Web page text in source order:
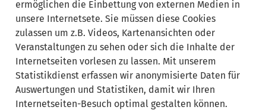
ermöglichen die Einbettung von externen Medien in
unsere Internetsete. Sie müssen diese Cookies
zulassen um z.B. Videos, Kartenansichten oder
Veranstaltungen zu sehen oder sich die Inhalte der
Internetseiten vorlesen zu lassen. Mit unserem
Statistikdienst erfassen wir anonymisierte Daten für
Auswertungen und Statistiken, damit wir Ihren
Internetseiten-Besuch optimal gestalten können.